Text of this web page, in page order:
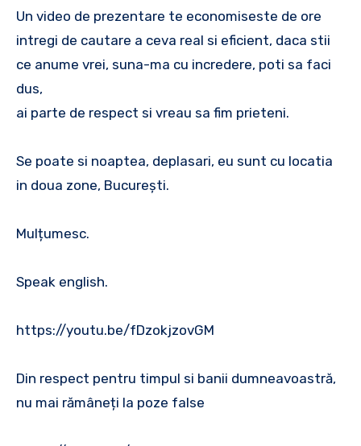
Un video de prezentare te economiseste de ore
intregi de cautare a ceva real si eficient, daca stii
ce anume vrei, suna-ma cu incredere, poti sa faci
dus,
ai parte de respect si vreau sa fim prieteni.
Se poate si noaptea, deplasari, eu sunt cu locatia
in doua zone, București.
Mulțumesc.
Speak english.
https://youtu.be/fDzokjzovGM
Din respect pentru timpul si banii dumneavoastră,
nu mai rămâneți la poze false